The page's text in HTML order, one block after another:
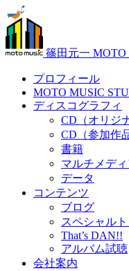
篠田元一 MOTO
プロフィール
MOTO MUSIC
ディスコグラフィ
CD（オリジ
CD（参加作
書籍
マルチメデ
データ
コンテンツ
ブログ
スペシャル
That’s DAN!!
アルバム試聴
会社案内